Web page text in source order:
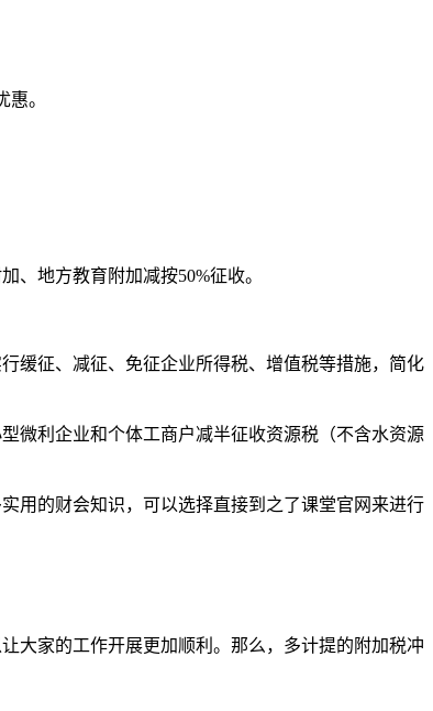
。‌‌‌‌
、地方教育附加减按50%征收。
缓征、减征、免征企业所得税、增值税等措施，简化
微利企业和个体工商户减半征收资源税（不含水资源
用的财会知识，可以选择直接到之了课堂官网来进行
大家的工作开展更加顺利。那么，多计提的附加税冲